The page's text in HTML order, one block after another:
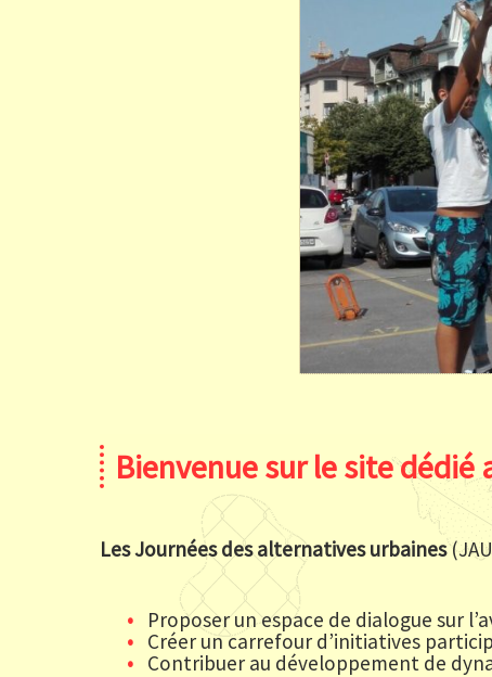
Bienvenue sur le site dédié
Les Journées des alternatives urbaines
Proposer un espace de dialogue sur
Créer un carrefour d’initiatives
Contribuer au développement de